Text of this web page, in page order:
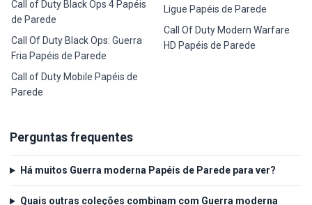
Call of Duty Black Ops 4 Papéis
de Parede
Call Of Duty Black Ops: Guerra
Fria Papéis de Parede
Call of Duty Mobile Papéis de
Parede
Ligue Papéis de Parede
Call Of Duty Modern Warfare
HD Papéis de Parede
Perguntas frequentes
Há muitos Guerra moderna Papéis de Parede para ver?
Quais outras coleções combinam com Guerra moderna